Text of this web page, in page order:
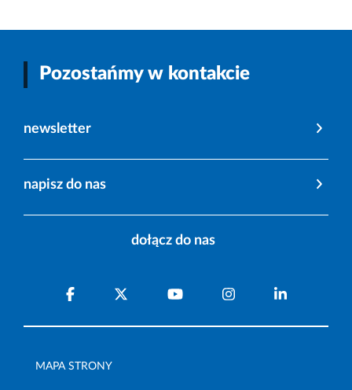
Pozostańmy w kontakcie
newsletter
napisz do nas
dołącz do nas
MAPA STRONY